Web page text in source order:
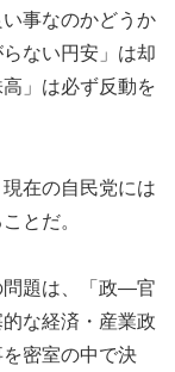
事なのかどうか
ない円安」は却
」は必ず反動を
在の自民党には
とだ。
問題は、「政―官
な経済・産業政
密室の中で決